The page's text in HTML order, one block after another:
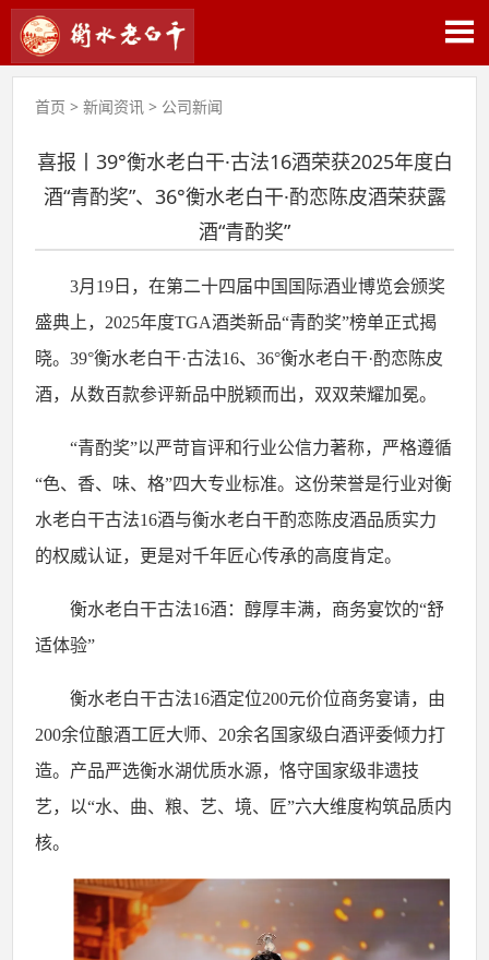
首页 >新闻资讯 > 公司新闻
喜报丨39°衡水老白干·古法16酒荣获2025年度白
酒“青酌奖”、36°衡水老白干·酌恋陈皮酒荣获露
酒“青酌奖”
3月 19 日，在第二十四届中国国际酒业博览会颁奖
盛典上， 2025年度TGA酒类新品“青酌奖”榜单正式揭
晓。39°衡水老白干·古法16、36°衡水老白干·酌恋陈皮
酒，从数百款参评新品中脱颖而出，双双荣耀加冕。
“青酌奖”以严苛盲评和行业公信力著称，严格遵循
“色、香、味、格”四大专业标准。这份荣誉是行业对衡
水老白干古法16酒与衡水老白干酌恋陈皮酒品质实力
的权威认证，更是对千年匠心传承的高度肯定。
衡水老白干古法16酒：醇厚丰满，商务宴饮的“舒
适体验”
衡水老白干古法16酒定位200元价位商务宴请，由
200余位酿酒工匠大师、 20余名国家级白酒评委倾力打
造。产品严选衡水湖优质水源，恪守国家级非遗技
艺，以“水、曲、粮、艺、境、匠”六大维度构筑品质内
核。